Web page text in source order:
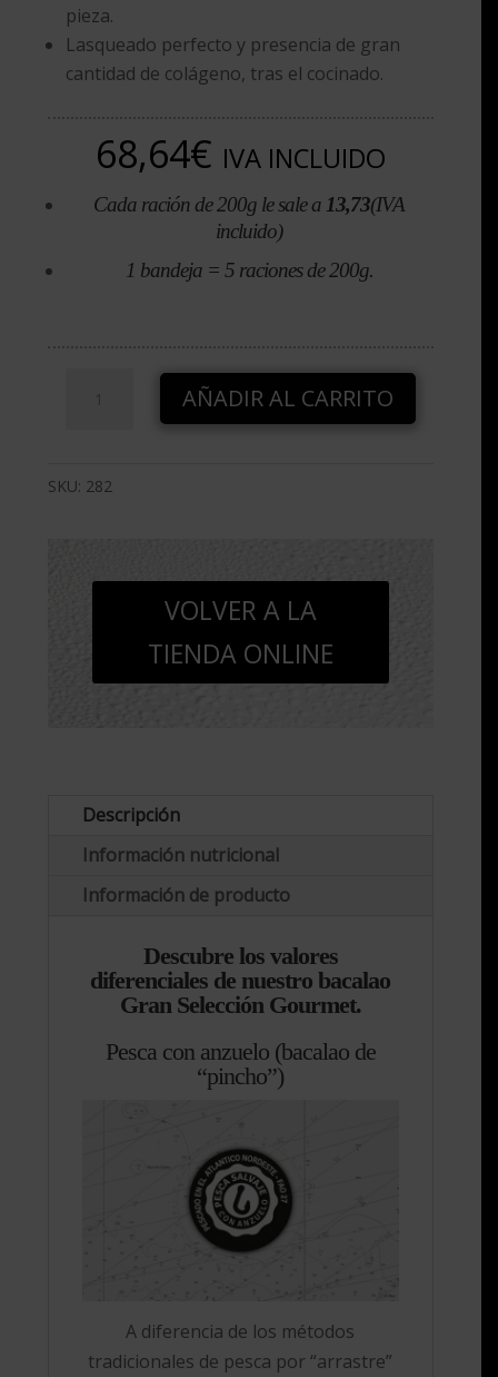
pieza.
Lasqueado perfecto y presencia de gran
cantidad de colágeno, tras el cocinado.
68,64€ IVA INCLUIDO
Cada ración de 200g le sale a 13,73(IVA
incluido)
1 bandeja = 5 raciones de 200g.
lomos
AÑADIR AL CARRITO
SKU: 282
VOLVER A LA
TIENDA ONLINE
Descripción
Información nutricional
Información de producto
Descubre los valores
diferenciales de nuestro bacalao
Gran Selección Gourmet.
Pesca con anzuelo (bacalao de
“pincho”)
A diferencia de los métodos
tradicionales de pesca por “arrastre”